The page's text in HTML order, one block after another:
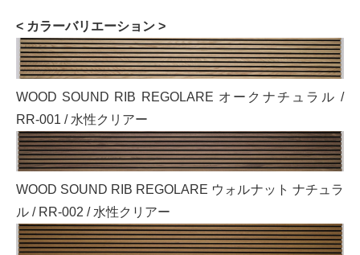
< カラーバリエーション >
WOOD SOUND RIB REGOLARE オークナチュラル /
RR-001 / 水性クリアー
WOOD SOUND RIB REGOLARE ウォルナット ナチュラ
ル / RR-002 / 水性クリアー